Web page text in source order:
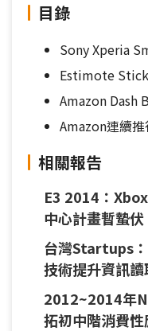
目錄
Sony Xperia
Estimote
Amazon Dash
Amazon連續
相關報告
E3 2014：
中心計畫暫蟄
捆 但藉NFC實
台灣Startups
技術提升資訊
提升產品實用度
2012~2014年
拓初中階消費性